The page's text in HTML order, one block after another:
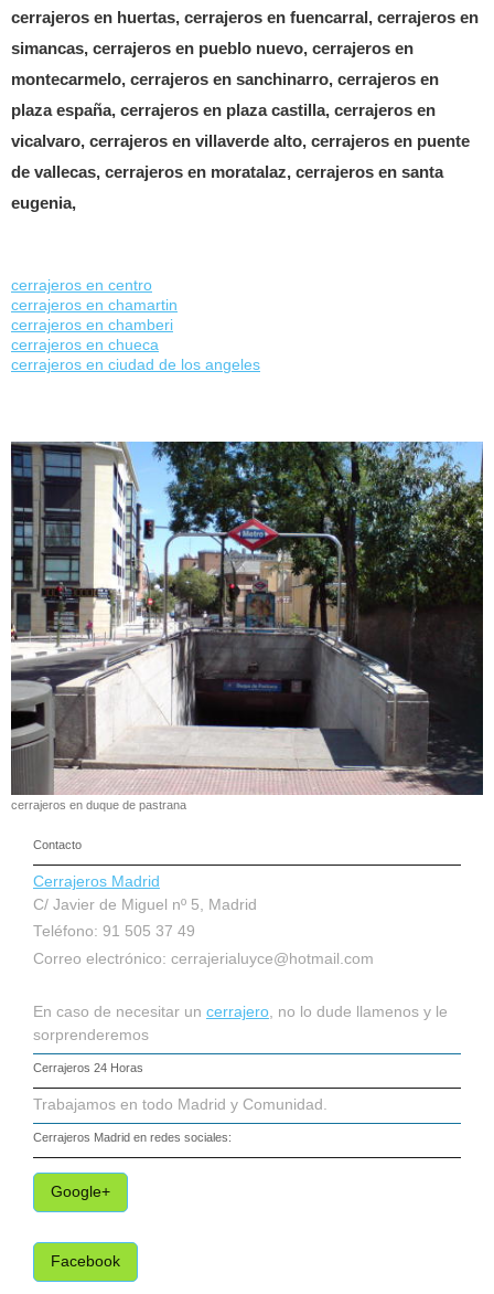
cerrajeros en huertas, cerrajeros en fuencarral, cerrajeros en
simancas, cerrajeros en pueblo nuevo, cerrajeros en
montecarmelo, cerrajeros en sanchinarro, cerrajeros en
plaza españa, cerrajeros en plaza castilla, cerrajeros en
vicalvaro, cerrajeros en villaverde alto, cerrajeros en puente
de vallecas, cerrajeros en moratalaz, cerrajeros en santa
eugenia,
cerrajeros en centro
cerrajeros en chamartin
cerrajeros en chamberi
cerrajeros en chueca
cerrajeros en ciudad de los angeles
cerrajeros en duque de pastrana
Contacto
Cerrajeros Madrid
C/ Javier de Miguel nº 5, Madrid
Teléfono: 91 505 37 49
Correo electrónico: cerrajerialuyce@hotmail.com
En caso de necesitar un cerrajero, no lo dude llamenos y le
sorprenderemos
Cerrajeros 24 Horas
Trabajamos en todo Madrid y Comunidad.
Cerrajeros Madrid en redes sociales:
Google+
Facebook